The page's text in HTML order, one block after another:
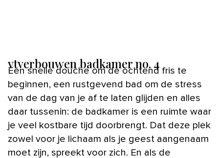
vtverbouwen badkamer no. 4
Een snelle douche om de ochtend fris te
beginnen, een rustgevend bad om de stress
van de dag van je af te laten glijden en alles
daar tussenin: de badkamer is een ruimte waar
je veel kostbare tijd doorbrengt. Dat deze plek
zowel voor je lichaam als je geest aangenaam
moet zijn, spreekt voor zich. En als de